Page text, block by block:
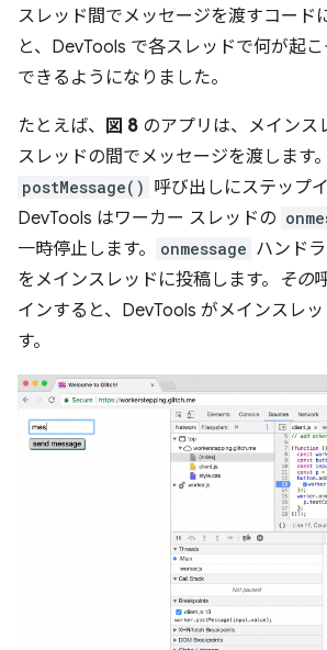
スレッド間でメッセージを渡すコード
と、DevTools で各スレッドで何が起
できるようになりました。
たとえば、 図 8 のアプリは、メインス
スレッドの間でメッセージを渡します
postMessage() 呼び出しにステップイ
DevTools はワーカー スレッドの
一時停止します。
onmessage ハンド
をメインスレッドに投稿します。
その
インすると、DevTools がメインスレ
す。